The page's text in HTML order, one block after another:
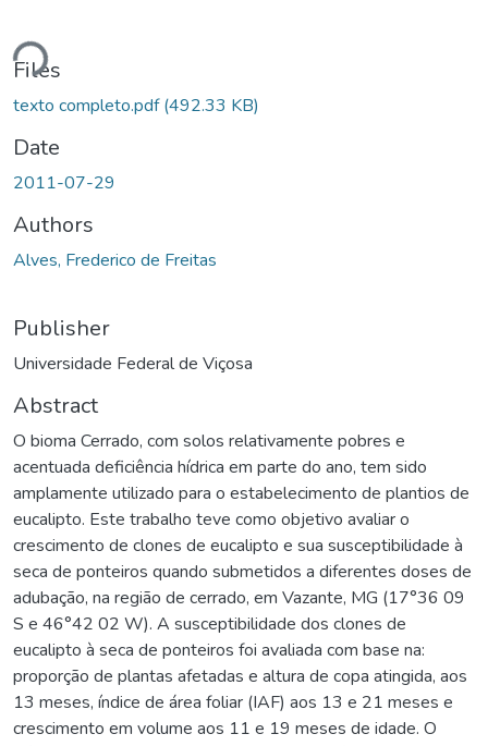
Files
texto completo.pdf(492.33 KB)
Date
2011-07-29
Authors
Alves, Frederico de Freitas
Publisher
Universidade Federal de Viçosa
Abstract
O bioma Cerrado, com solos relativamente pobres e
acentuada deficiência hídrica em parte do ano, tem sido
amplamente utilizado para o estabelecimento de plantios de
eucalipto. Este trabalho teve como objetivo avaliar o
crescimento de clones de eucalipto e sua susceptibilidade à
seca de ponteiros quando submetidos a diferentes doses de
adubação, na região de cerrado, em Vazante, MG (17°36 09
S e 46°42 02 W). A susceptibilidade dos clones de
eucalipto à seca de ponteiros foi avaliada com base na:
proporção de plantas afetadas e altura de copa atingida, aos
13 meses, índice de área foliar (IAF) aos 13 e 21 meses e
crescimento em volume aos 11 e 19 meses de idade. O